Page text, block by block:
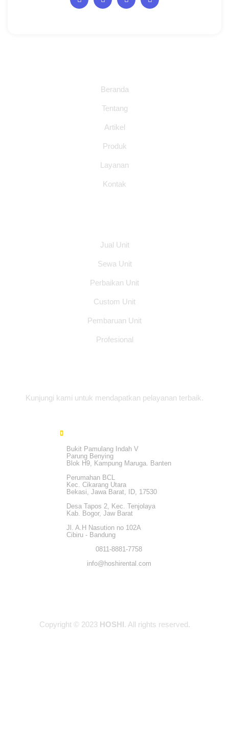
Beranda
Tentang
Artikel
Produk
Layanan
Kontak
Jual Unit
Sewa Unit
Perbaikan Unit
Custom Unit
Pembaruan Unit
Profesional
Kunjungi kami untuk mendapatkan pelayanan terbaik.
Bukit Pamulang Indah V
Parung Benying
Blok H9, Kampung Maruga. Banten
Perumahan BCL
Kec. Cikarang Utara
Bekasi, Jawa Barat, ID, 17530
Desa Tapos 2, Kec. Tenjolaya
Kab. Bogor, Jaw Barat
Jl. A.H Nasution no 102A
Cibiru - Bandung
0811-8881-7758
info@hoshirental.com
Copyright © 2023 HOSHI. All rights reserved.